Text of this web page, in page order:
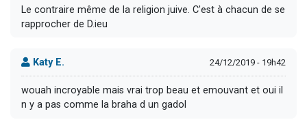
Le contraire même de la religion juive. C'est à chacun de se
rapprocher de D.ieu
Katy E. 24/12/2019 - 19h42
wouah incroyable mais vrai trop beau et emouvant et oui il
n y a pas comme la braha d un gadol